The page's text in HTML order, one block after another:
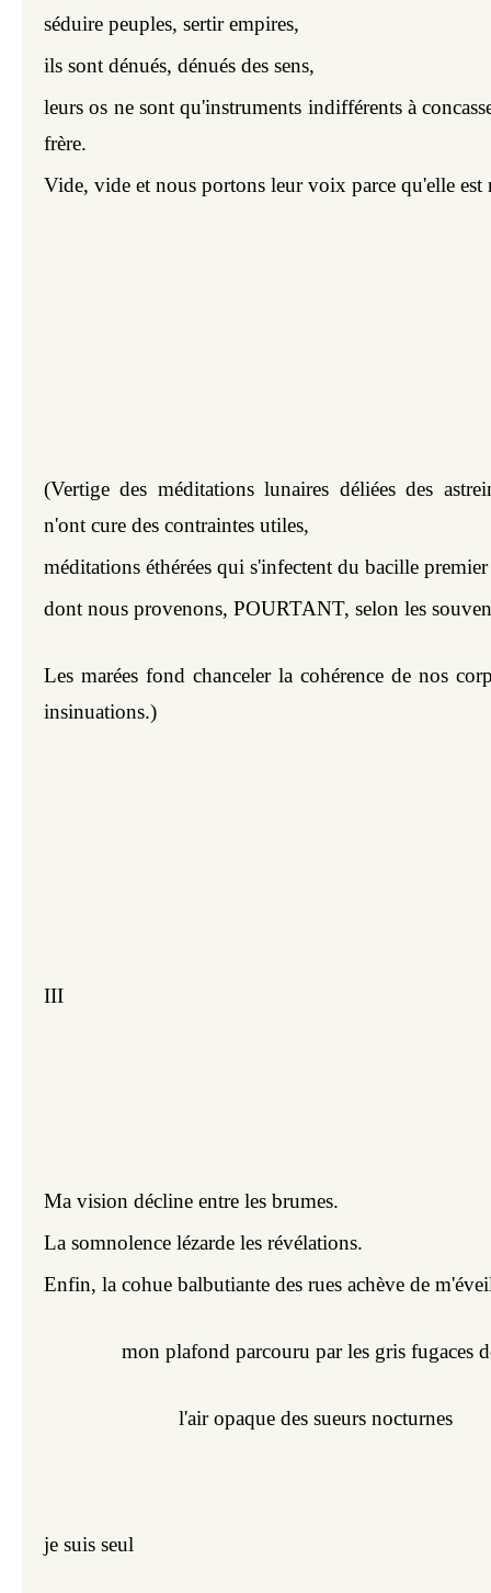
séduire peuples, sertir empires,
ils sont dénués, dénués des sens,
leurs os ne sont qu'instruments indifférents à
frère.
Vide, vide et nous portons leur voix parce qu'elle est
(Vertige des méditations lunaires déliées des
n'ont cure des contraintes utiles,
méditations éthérées qui s'infectent du bacille premier
dont nous provenons, POURTANT, selon les
Les marées fond chanceler la cohérence de nos
insinuations.)
III
Ma vision décline entre les brumes.
La somnolence lézarde les révélations.
Enfin, la cohue balbutiante des rues achève de
mon plafond parcouru par les gris fugaces
l'air opaque des sueurs nocturnes
je suis seul